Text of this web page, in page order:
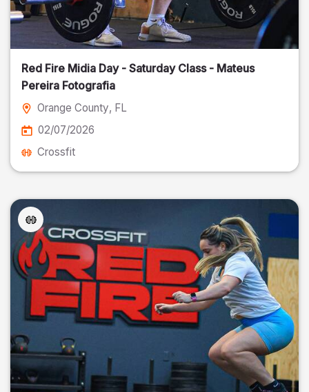
Red Fire Midia Day - Saturday Class - Mateus
Pereira Fotografia
Orange County, FL
02/07/2026
Crossfit